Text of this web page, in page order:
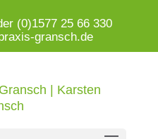
(0)1577 25 66 330
gransch.de